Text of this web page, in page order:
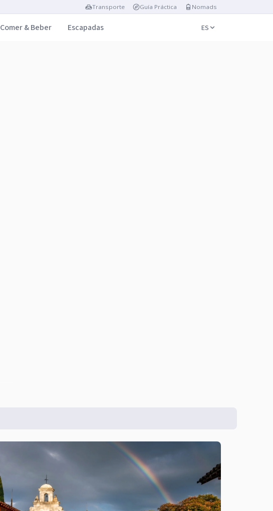
Transporte Guía Práctica Nomads
Comer & Beber Escapadas ES